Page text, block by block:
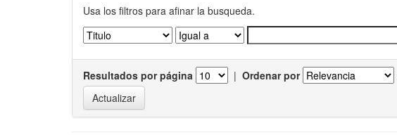
Usa los filtros para afinar la busqueda.
Resultados por página | Ordenar por